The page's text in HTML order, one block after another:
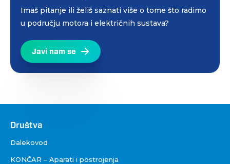
Imaš pitanje ili želiš saznati više o tome što radimo
u području motora i električnih sustava?
Javi nam se
Društva
Društva
Dalekovod
KONČAR – Aparati i postrojenja